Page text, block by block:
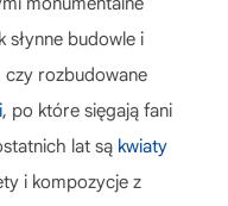
słynne budowle i
czy rozbudowane
, po które sięgają fani
lat są kwiaty
i kompozycje z